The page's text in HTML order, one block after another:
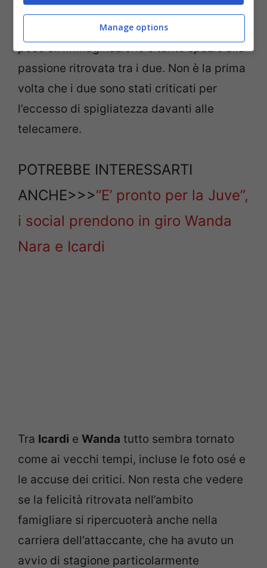
Instagram un bollente scatto che lo ritrae
insieme alla moglie. L’immagine lascia
poco all’immaginazione e tanto spazio alla
passione ritrovata tra i due. Non è la prima
volta che i due sono stati criticati per
l’eccesso di spigliatezza davanti alle
telecamere.
POTREBBE INTERESSARTI
ANCHE>>>“E’ pronto per la Juve”,
i social prendono in giro Wanda
Nara e Icardi
Tra Icardi e Wanda tutto sembra tornato
come ai vecchi tempi, incluse le foto osé e
le accuse dei critici. Non resta che vedere
se la felicità ritrovata nell’ambito
famigliare si ripercuoterà anche nella
carriera dell’attaccante, che ha avuto un
avvio di stagione particolarmente
Manage options